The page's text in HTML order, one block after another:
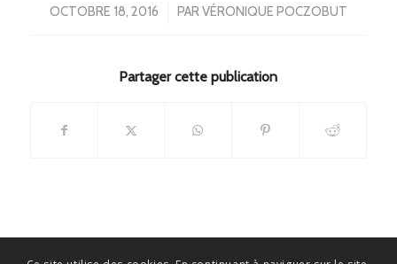
OCTOBRE 18, 2016
/ PARVÉRONIQUE POCZOBUT
Partager cette publication